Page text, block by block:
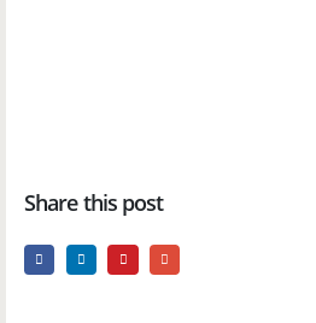
Share this post